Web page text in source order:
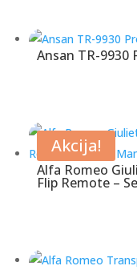
Ansan TR-9930
Akcija!
Alfa Romeo
Flip Remote –